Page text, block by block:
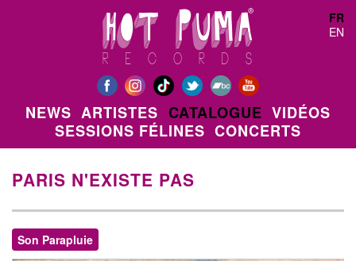
FR
EN
NEWS ARTISTES CATALOGUE VIDÉOS
SESSIONS FÉLINES CONCERTS
PARIS N'EXISTE PAS
Son Parapluie